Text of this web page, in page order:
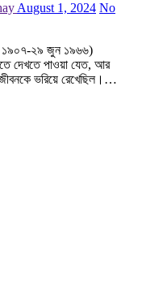
August 1, 2024 No
১৯০৭-২৯ জুন ১৯৬৬)
দেখতে পাওয়া যেত, আর
ভরিয়ে রেখেছিল।…